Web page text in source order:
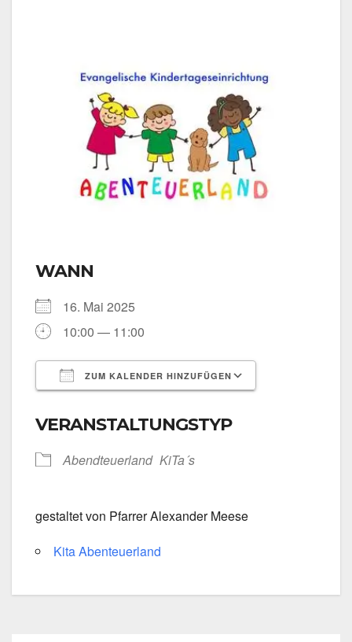
WANN
16. Mai 2025
10:00 — 11:00
ZUM KALENDER HINZUFÜGEN
VERANSTALTUNGSTYP
Abend­teu­er­land KiTa´s
gestal­tet von Pfar­rer Alex­an­der Mee­se
Kita Aben­teu­er­land